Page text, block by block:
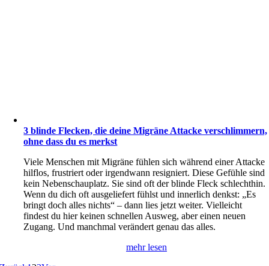
3 blinde Flecken, die deine Migräne Attacke verschlimmern,
ohne dass du es merkst
Viele Menschen mit Migräne fühlen sich während einer Attacke
hilflos, frustriert oder irgendwann resigniert. Diese Gefühle sind
kein Nebenschauplatz. Sie sind oft der blinde Fleck schlechthin.
Wenn du dich oft ausgeliefert fühlst und innerlich denkst: „Es
bringt doch alles nichts“ – dann lies jetzt weiter. Vielleicht
findest du hier keinen schnellen Ausweg, aber einen neuen
Zugang. Und manchmal verändert genau das alles.
mehr lesen